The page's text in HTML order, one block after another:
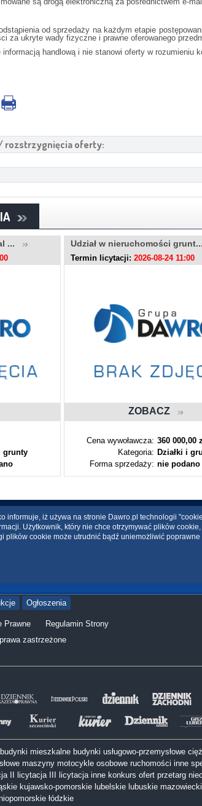
od sprzedaży na każdym etapie
za ukryte wady fizyczne i prawne oferowanego
informacją handlową i nie stanowi oferty w rozumieniu
rozstrzygnięcia oferty:
...
grunty
Udział w nieruchomości
Termin licytacji: 2026-08-24 11:00
ZOBACZ
Cena wywoławcza: 360 000,00
Kategoria: Działki i
Forma sprzedaży: nie podano
informuje, iż używa na stronie Dawro.pl technologii
Użytkownik, który nie chce otrzymywać plików
plików cookie może utrudnić bądź uniemożliwić
Ogłoszenia
Prawne
Regulamin Strony
zastrzeżone
budynki mieszkalne budynki usługowo-przemysłowe
maszyny motocykle osobowe ruchomości inne
II licytacja III licytacja inne konkurs ofert przetarg
kujawsko-pomorskie lubelskie lubuskie
łódzkie